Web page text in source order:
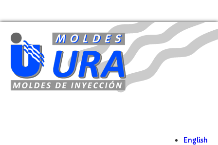
English